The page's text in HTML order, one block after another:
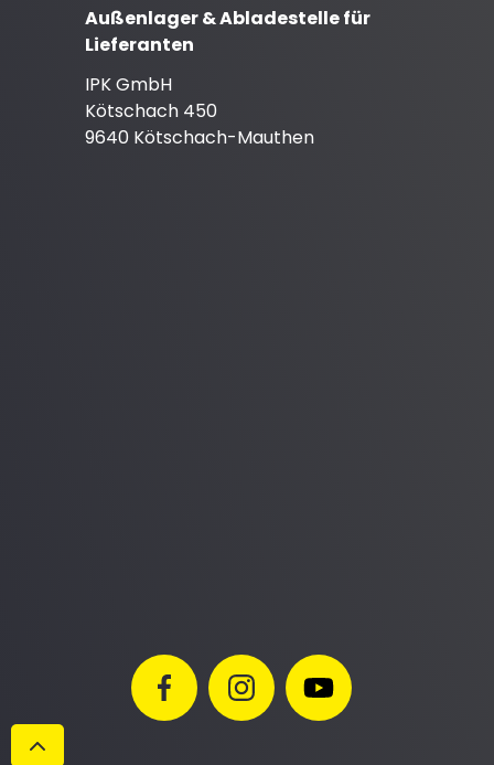
Außenlager & Abladestelle für
Lieferanten
IPK GmbH
Kötschach 450
9640 Kötschach-Mauthen